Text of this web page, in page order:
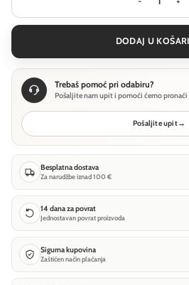
DODAJ U
Trebaš pomoć pri odabiru?
Pošaljite nam upit i pomoći ćemo
Pošaljite upit→
Besplatna dostava
Za narudžbe iznad 100 €
14 dana za povrat
Jednostavan povrat proizvoda
Sigurna kupovina
Zaštićen način plaćanja